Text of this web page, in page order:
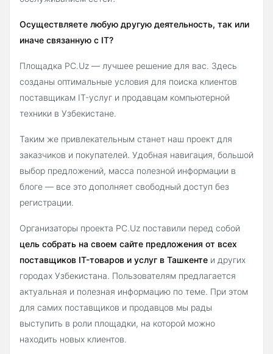
Осуществляете любую другую деятельность, так или
иначе связанную с IT?
Площадка PC.Uz — лучшее решение для вас. Здесь
созданы оптимальные условия для поиска клиентов
поставщикам IT-услуг и продавцам компьютерной
техники в Узбекистане.
Таким же привлекательным станет наш проект для
заказчиков и покупателей. Удобная навигация, большой
выбор предложений, масса полезной информации в
блоге — все это дополняет свободный доступ без
регистрации.
Организаторы проекта PC.Uz поставили перед собой
цель собрать на своем сайте предложения от всех
поставщиков IT-товаров и услуг в Ташкенте и других
городах Узбекистана. Пользователям предлагается
актуальная и полезная информацию по теме. При этом
для самих поставщиков и продавцов мы рады
выступить в роли площадки, на которой можно
находить новых клиентов.